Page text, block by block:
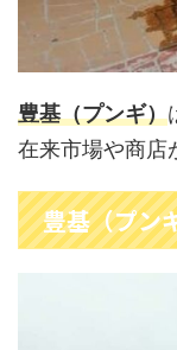
豊基（プンギ）
在来市場や商店
豊基（プン